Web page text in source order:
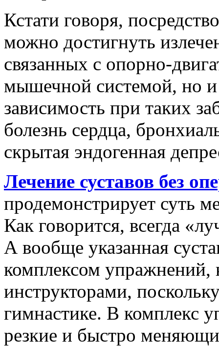
Кстати говоря,
можно достигнуть
связанных с опорно-
мышечной системой, но и
зависимость при таких
болезнь сердца,
скрытая эндогенная
Лечение суставов без
продемонстрирует суть
Как говорится, всегда
А вообще указанная
комплексом упражнений,
инструкторами,
гимнастике. В комплекс
резкие и быстро